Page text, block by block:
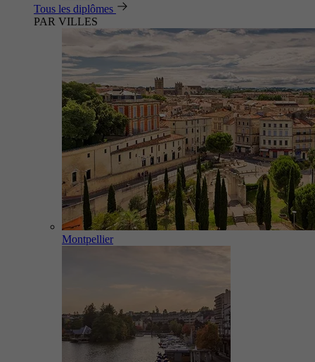
Tous les diplômes
PAR VILLES
Montpellier